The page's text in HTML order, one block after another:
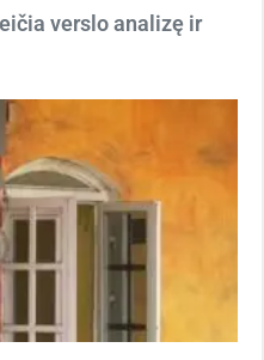
verslo analizę ir